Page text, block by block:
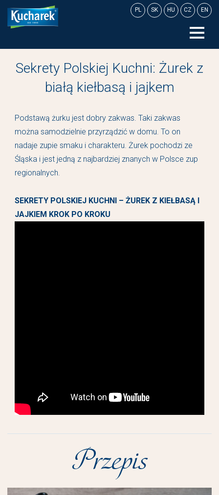
Skip
PL SK HU CZ EN
Sekrety Polskiej Kuchni: Żurek z
białą kiełbasą i jajkem
Podstawą żurku jest dobry zakwas. Taki zakwas
można samodzielnie przyrządzić w domu. To on
nadaje zupie smaku i charakteru. Żurek pochodzi ze
Śląska i jest jedną z najbardziej znanych w Polsce zup
regionalnych.
SEKRETY POLSKIEJ KUCHNI – ŻUREK Z KIEŁBASĄ I
JAJKIEM KROK PO KROKU
Przepis